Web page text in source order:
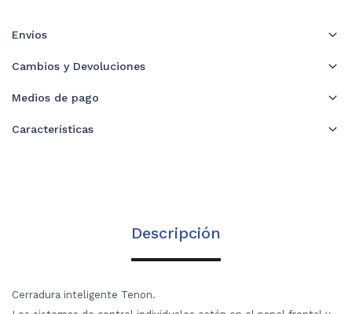
Envíos
Cambios y Devoluciones
Medios de pago
Características
Descripción
Cerradura inteligente Tenon.